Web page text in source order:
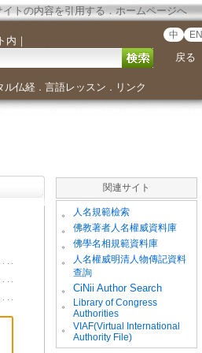
イトの内容を引用する．ホームページへ
内 ｜ 中 EN
戻る
ル仏経． 言語レッスン ． リンク
関連サイト
。 人名規範檢索
。 佛教著者人名權威資料庫
。 佛學名相規範資料庫
。
人名權威明清人物傳記資料
查詢
。
CiNii Author Search
。
Library of Congress
Authorities
。
VIAF(Virtual International
Authority File)